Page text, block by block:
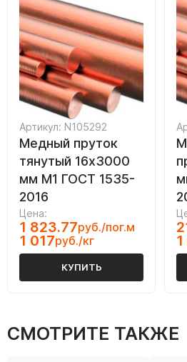
Артикул: N105292
Медный пруток
тянутый 16х3000
мм М1 ГОСТ 1535-
2016
Цена:
1 823.77руб./пог.м
1 017руб./кг
КУПИТЬ
СМОТРИТЕ ТАКЖЕ